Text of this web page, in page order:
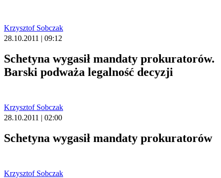
Krzysztof Sobczak
28.10.2011 | 09:12
Schetyna wygasił mandaty prokuratorów.
Barski podważa legalność decyzji
Krzysztof Sobczak
28.10.2011 | 02:00
Schetyna wygasił mandaty prokuratorów
Krzysztof Sobczak